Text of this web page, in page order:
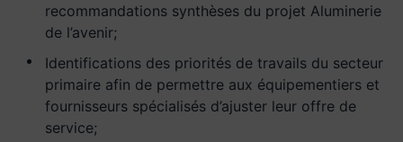
recommandations synthèses du projet Aluminerie
de l’avenir;
Identifications des priorités de travails du secteur
primaire afin de permettre aux équipementiers et
fournisseurs spécialisés d’ajuster leur offre de
service;